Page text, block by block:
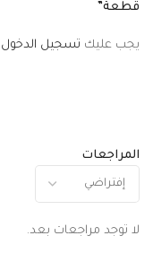
المراجعات
لا توجد مراجعات بعد.
قطعة”
يجب عليك تسجيل الدخول